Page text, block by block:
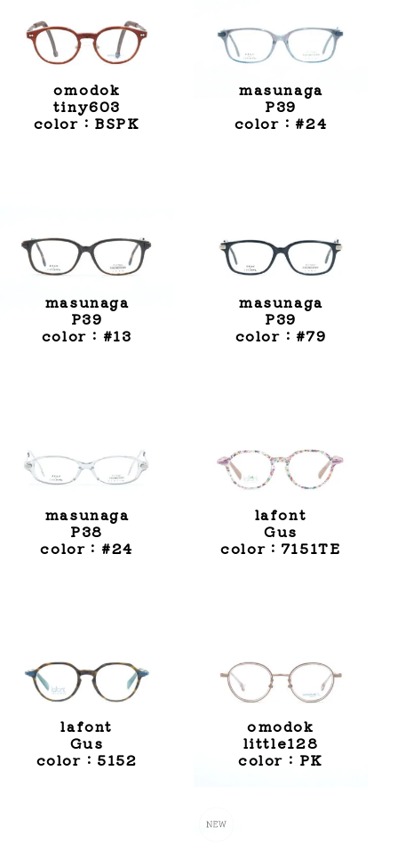
omodok
tiny603
color：BSPK
masunaga
P39
color：#24
masunaga
P39
color：#13
masunaga
P39
color：#79
masunaga
P38
color：#24
lafont
Gus
color：7151TE
lafont
Gus
color：5152
omodok
little128
color：PK